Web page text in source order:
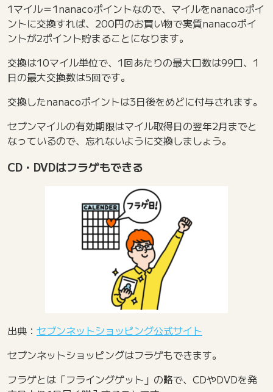
1マイル＝1nanacoポイントなので、マイルをnanacoポイ
ントに交換すれば、200円のお買い物で実質nanacoポイ
ントが2ポイント貯まることになります。
交換は10マイル単位で、1回あたりの最大口数は99口、1
日の最大交換数は5回です。
交換したnanacoポイントは3日後をめどに付与されます。
セブンマイルの有効期限はマイル取得日の翌年2月までと
なっているので、忘れないように交換しましょう。
CD・DVDはフラゲもできる
出典： セブンネットショッピング公式サイト
セブンネットショッピングはフラゲもできます。
フラゲとは「フライングゲット」の略で、CDやDVDを発